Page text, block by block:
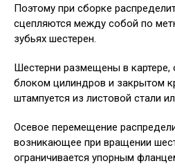
Поэтому при сборке
сцепляются между собой по
зубьях шестерен.
Шестерни размещены в картере,
блоком цилиндров и закрытом
штампуется из листовой стали
Осевое перемещение
возникающее при вращении
ограничивается упорным